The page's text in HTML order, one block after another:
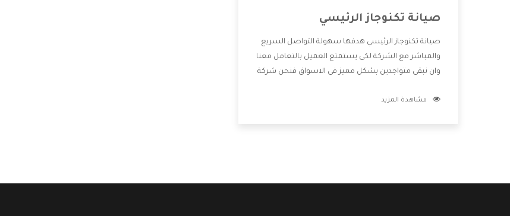
صيانة تكنوجاز الرئيسي
صيانة تكنوجاز الرئيسي هدفها سهولة التواصل السريع
والمباشر مع الشركة لكى يستمتع العميل بالتعامل معنا
وان نبقى متواجدين بشكل مميز فى الاسواق فنحن شركة
بالخدمات التى تنفرد الشركة بها والتى تكون منها خدمة
مشاهدة المزيد